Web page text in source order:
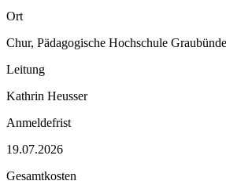
Ort
Chur, Pädagogische Hochschule
Leitung
Kathrin Heusser
Anmeldefrist
19.07.2026
Gesamtkosten